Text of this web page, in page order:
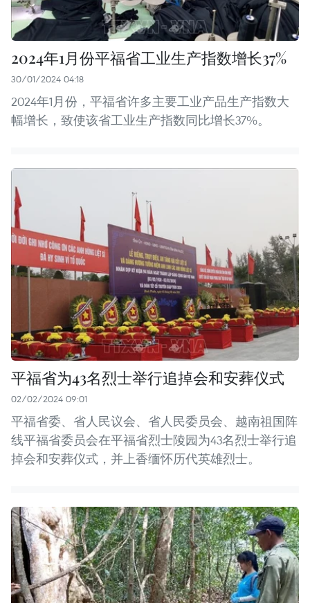
2024年1月份平福省工业生产指数增长37%
30/01/2024 04:18
2024年1月份，平福省许多主要工业产品生产指数大
幅增长，致使该省工业生产指数同比增长37%。
平福省为43名烈士举行追掉会和安葬仪式
02/02/2024 09:01
平福省委、省人民议会、省人民委员会、越南祖国阵
线平福省委员会在平福省烈士陵园为43名烈士举行追
掉会和安葬仪式，并上香缅怀历代英雄烈士。